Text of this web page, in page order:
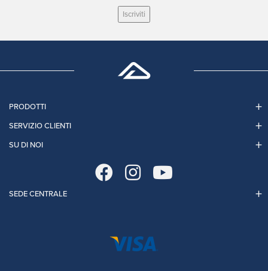
Iscriviti
PRODOTTI
SERVIZIO CLIENTI
SU DI NOI
SEDE CENTRALE